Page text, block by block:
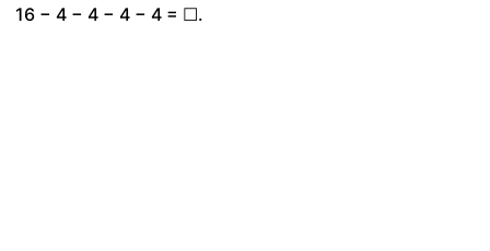
16 − 4 − 4 − 4 − 4 = ☐.